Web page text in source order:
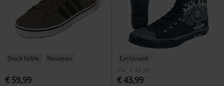
Stock faible Nouveau
€ 59,99
Exclusivité
PVC € 49,99
€ 43,99